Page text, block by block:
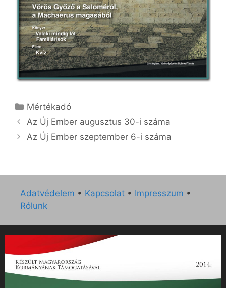
Kategória
Mértékadó
Az Új Ember augusztus 30-i száma
Az Új Ember szeptember 6-i száma
Adatvédelem • Kapcsolat • Impresszum •
Rólunk